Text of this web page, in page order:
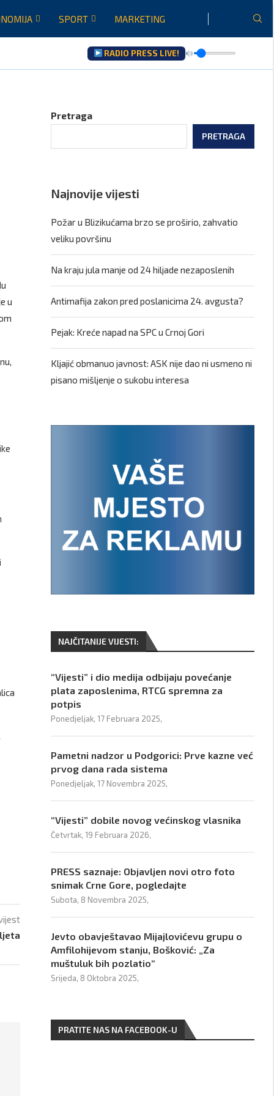
SPORT MARKETING
RADIO PRESS LIVE!
u
Pretraga
PRETRAGA
Najnovije vijesti
Požar u Blizikućama brzo se proširio, zahvatio
veliku površinu
Na kraju jula manje od 24 hiljade nezaposlenih
Antimafija zakon pred poslanicima 24. avgusta?
Pejak: Kreće napad na SPC u Crnoj Gori
Kljajić obmanuo javnost: ASK nije dao ni usmeno ni
pisano mišljenje o sukobu interesa
NAJČITANIJE VIJESTI:
“Vijesti” i dio medija odbijaju povećanje
plata zaposlenima, RTCG spremna za
potpis
Ponedjeljak, 17 Februara 2025,
Pametni nadzor u Podgorici: Prve kazne već
prvog dana rada sistema
Ponedjeljak, 17 Novembra 2025,
“Vijesti” dobile novog većinskog vlasnika
Četvrtak, 19 Februara 2026,
PRESS saznaje: Objavljen novi otro foto
snimak Crne Gore, pogledajte
Subota, 8 Novembra 2025,
Jevto obavještavao Mijajlovićevu grupu o
Amfilohijevom stanju, Bošković: „Za
muštuluk bih pozlatio“
Srijeda, 8 Oktobra 2025,
PRATITE NAS NA FACEBOOK-U